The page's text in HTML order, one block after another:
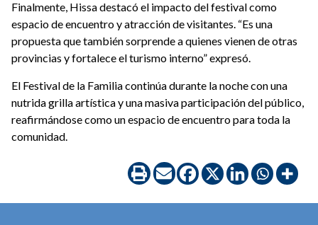
Finalmente, Hissa destacó el impacto del festival como
espacio de encuentro y atracción de visitantes. “Es una
propuesta que también sorprende a quienes vienen de otras
provincias y fortalece el turismo interno” expresó.
El Festival de la Familia continúa durante la noche con una
nutrida grilla artística y una masiva participación del público,
reafirmándose como un espacio de encuentro para toda la
comunidad.